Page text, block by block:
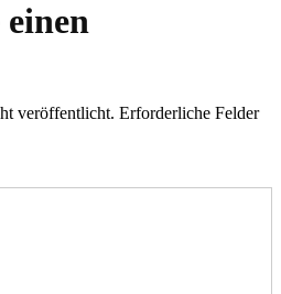
einen
veröffentlicht. Erforderliche Felder